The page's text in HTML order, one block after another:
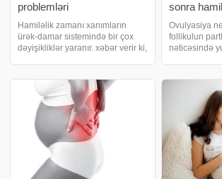
problemləri
Hamiləlik zamanı xanımların
ürək-damar sistemində bir çox
dəyişikliklər yaranır. xəbər verir ki,
sonraya qədər davam edir.
Doğuş müddətində isə ananın
qan-dama
sonra
Ovulyasiya
follikulun
nəticəsində
verir?.
verir. Bəzə